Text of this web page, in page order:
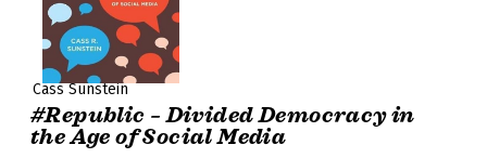
Cass Sunstein
#Republic – Divided Democracy in
the Age of Social Media